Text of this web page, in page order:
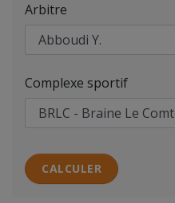
Arbitre
Complexe sportif